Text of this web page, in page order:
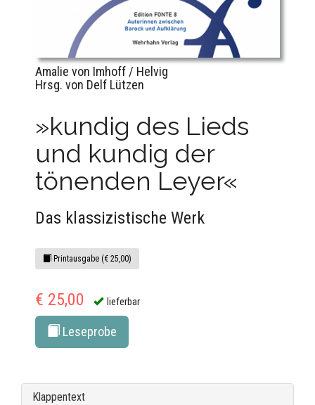
Amalie von Imhoff / Helvig
Hrsg. von Delf Lützen
»kundig des Lieds
und kundig der
tönenden Leyer«
Das klassizistische Werk
Printausgabe (€ 25,00)
€ 25,00 lieferbar
Leseprobe
Klappentext